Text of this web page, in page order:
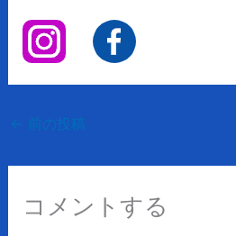
← 前の投稿
コメントする